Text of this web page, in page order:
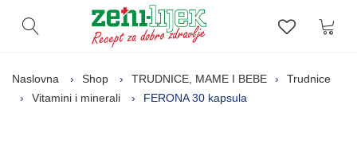
Otvori pretragu Lista
Naslovna Shop TRUDNICE, MAME I BEBE
Trudnice
Vitamini i minerali
FERONA 30 kapsula